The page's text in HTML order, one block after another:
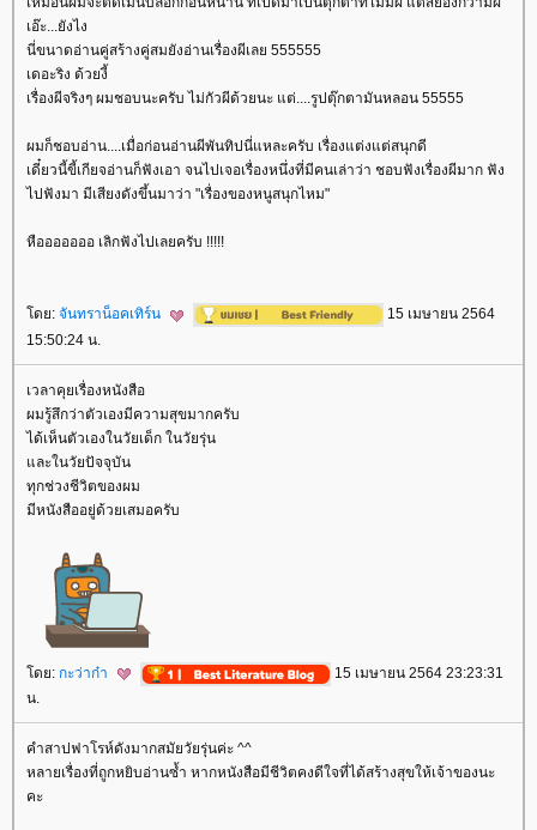
เอ๊ะ...ยังไง
นี่ขนาดอ่านคู่สร้างคู่สมยังอ่านเรื่องผีเลย 555555
เดอะริง ด้วยงี้
เรื่องผีจริงๆ ผมชอบนะครับ ไม่กัวผีด้วยนะ แต่....รูปตุ๊กตามันหลอน 55555
ผมก็ชอบอ่าน....เมื่อก่อนอ่านผีพันทิปนี่แหละครับ เรื่องแต่งแต่สนุกดี
เดี๋ยวนี้ขี้เกียจอ่านก็ฟังเอา จนไปเจอเรื่องหนึ่งที่มีคนเล่าว่า ชอบฟังเรื่องผีมาก ฟัง
ไปฟังมา มีเสียงดังขึ้นมาว่า "เรื่องของหนูสนุกไหม"
หือออออออ เลิกฟังไปเลยครับ !!!!!
ดย: จันทราน็อคเทิร์น
15 เมษายน 2564
15:50:24 น.
เวลาคุยเรื่องหนังสือ
ผมรู้สึกว่าตัวเองมีความสุขมากครับ
ได้เห็นตัวเองในวัยเด็ก ในวัยรุ่น
ละในวัยปัจจุบัน
ทุกช่วงชีวิตของผม
มีหนังสืออยู่ด้วยเสมอครับ
ดย: กะว่าก๋า
15 เมษายน 2564 23:23:31
น.
คำสาปฟาโรห์ดังมากสมัยวัยรุ่นค่ะ ^^
หลายเรื่องที่ถูกหยิบอ่านซ้ำ หากหนังสือมีชีวิตคงดีใจที่ได้สร้างสุขให้เจ้าของนะ
คะ